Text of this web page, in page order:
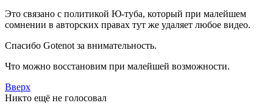
Это связано с политикой Ю-туба, который при малейшем
сомнении в авторских правах тут же удаляет любое видео.
Спасибо Gotenot за внимательность.
Что можно восстановим при малейшей возможности.
Вверх
Никто ещё не голосовал